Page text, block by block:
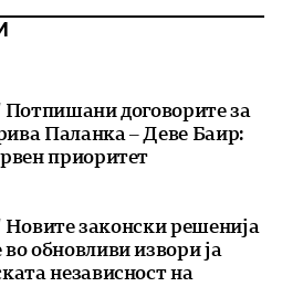
Потпишани договорите за
Паланка – Деве Баир:
приоритет
Новите законски решенија
обновливи извори ја
независност на